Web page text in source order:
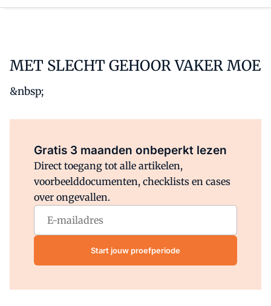
MET SLECHT GEHOOR VAKER MOE
&nbsp;
Gratis 3 maanden onbeperkt lezen
Direct toegang tot alle artikelen,
voorbeelddocumenten, checklists en cases
over ongevallen.
Start jouw proefperiode